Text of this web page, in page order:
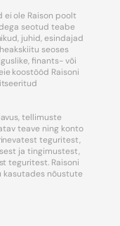
ole Raison poolt
seotud teabe
juhid, esindajad
seoses
finants- või
koostööd Raisoni
tellimuste
teave ning konto
teguritest,
ja tingimustest,
teguritest. Raisoni
kasutades nõustute